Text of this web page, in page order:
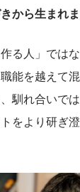
から生まれま
る人」では
能を越えて
馴れ合いで
をより研ぎ